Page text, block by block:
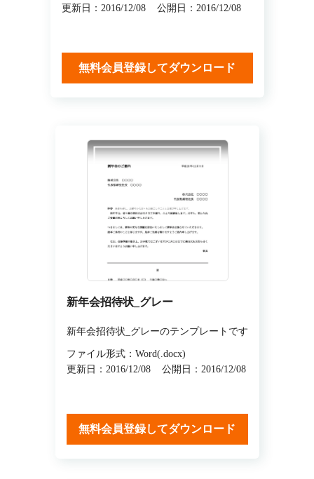
更新日：2016/12/08
公開日：2016/12/08
無料会員登録してダウンロード
新年会招待状_グレー
新年会招待状_グレーのテンプレートです
ファイル形式：Word(.docx)
更新日：2016/12/08
公開日：2016/12/08
無料会員登録してダウンロード